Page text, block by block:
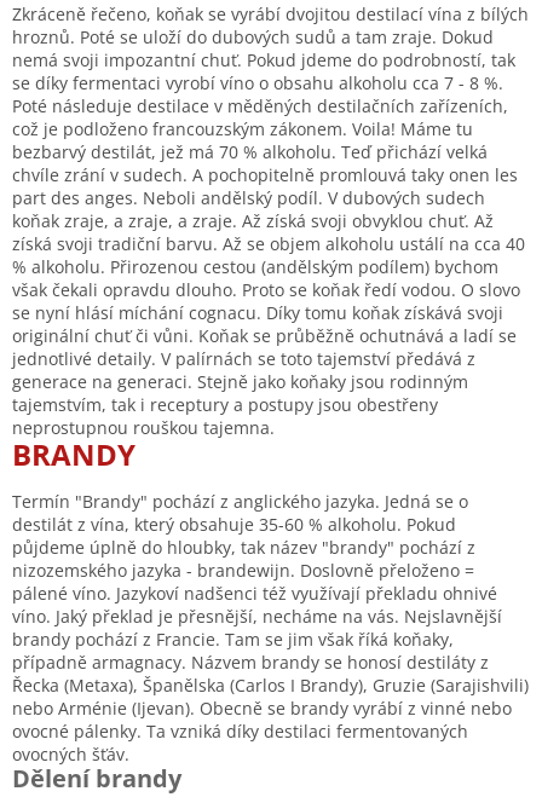
Zkráceně řečeno, koňak se vyrábí dvojitou destilací vína z bílých
hroznů. Poté se uloží do dubových sudů a tam zraje. Dokud
nemá svoji impozantní chuť. Pokud jdeme do podrobností, tak
se díky fermentaci vyrobí víno o obsahu alkoholu cca 7 - 8 %.
Poté následuje destilace v měděných destilačních zařízeních,
což je podloženo francouzským zákonem. Voila! Máme tu
bezbarvý destilát, jež má 70 % alkoholu. Teď přichází velká
chvíle zrání v sudech. A pochopitelně promlouvá taky onen les
part des anges. Neboli andělský podíl. V dubových sudech
koňak zraje, a zraje, a zraje. Až získá svoji obvyklou chuť. Až
získá svoji tradiční barvu. Až se objem alkoholu ustálí na cca 40
% alkoholu. Přirozenou cestou (andělským podílem) bychom
však čekali opravdu dlouho. Proto se koňak ředí vodou. O slovo
se nyní hlásí míchání cognacu. Díky tomu koňak získává svoji
originální chuť či vůni. Koňak se průběžně ochutnává a ladí se
jednotlivé detaily. V palírnách se toto tajemství předává z
generace na generaci. Stejně jako koňaky jsou rodinným
tajemstvím, tak i receptury a postupy jsou obestřeny
neprostupnou rouškou tajemna.
BRANDY
Termín "Brandy" pochází z anglického jazyka. Jedná se o
destilát z vína, který obsahuje 35-60 % alkoholu. Pokud
půjdeme úplně do hloubky, tak název "brandy" pochází z
nizozemského jazyka - brandewijn. Doslovně přeloženo =
pálené víno. Jazykoví nadšenci též využívají překladu ohnivé
víno. Jaký překlad je přesnější, necháme na vás. Nejslavnější
brandy pochází z Francie. Tam se jim však říká koňaky,
případně armagnacy. Názvem brandy se honosí destiláty z
Řecka (Metaxa), Španělska (Carlos I Brandy), Gruzie (Sarajishvili)
nebo Arménie (Ijevan). Obecně se brandy vyrábí z vinné nebo
ovocné pálenky. Ta vzniká díky destilaci fermentovaných
ovocných šťáv.
Dělení brandy